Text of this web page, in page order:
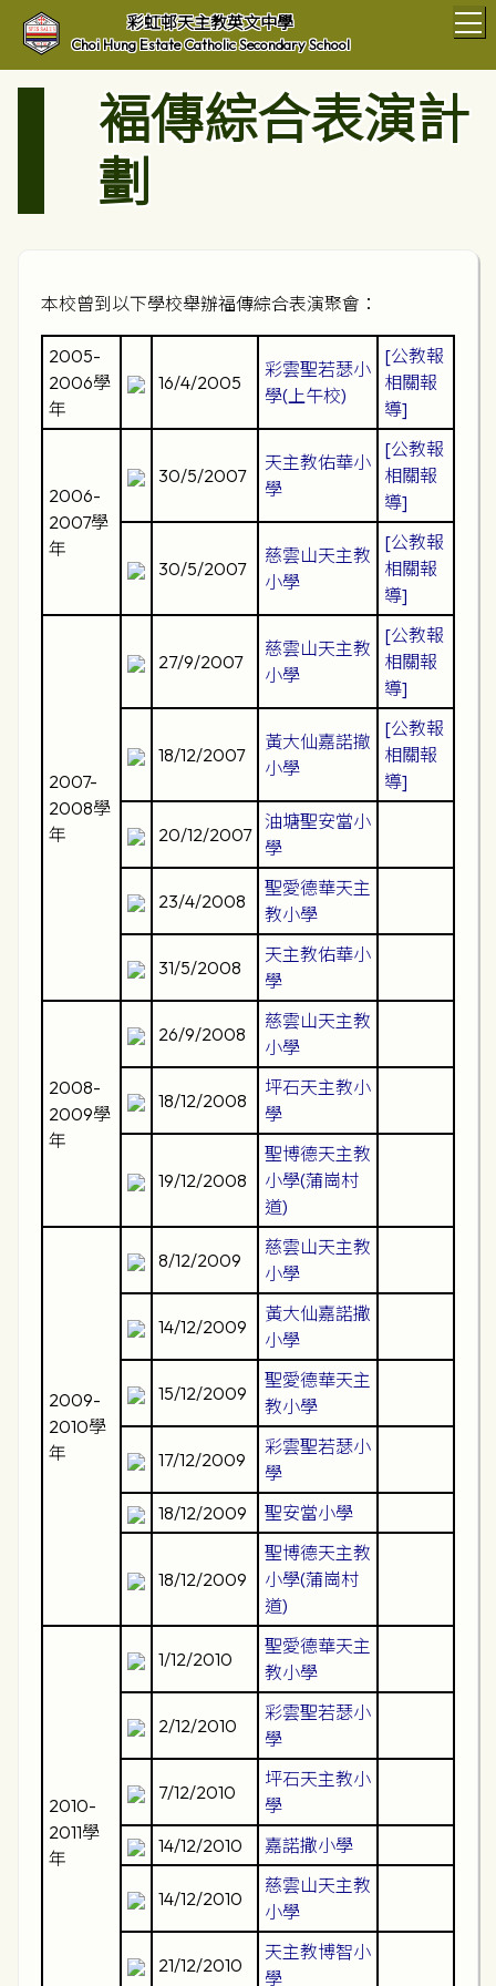
彩虹邨天主教英文中學
Choi Hung Estate Catholic Secondary School
褔傳綜合表演計
劃
本校曾到以下學校舉辦福傳綜合表演聚會：
2005-
2006學
年
16/4/2005
彩雲聖若瑟小
學(上午校)
[公教報
相關報
導]
2006-
2007學
年
30/5/2007
天主教佑華小
學
[公教報
相關報
導]
30/5/2007
慈雲山天主教
小學
[公教報
相關報
導]
2007-
2008學
年
27/9/2007
慈雲山天主教
小學
[公教報
相關報
導]
18/12/2007
黃大仙嘉諾撤
小學
[公教報
相關報
導]
20/12/2007
油塘聖安當小
學
23/4/2008
聖愛德華天主
教小學
31/5/2008
天主教佑華小
學
2008-
2009學
年
26/9/2008
慈雲山天主教
小學
18/12/2008
坪石天主教小
學
19/12/2008
聖博德天主教
小學(蒲崗村
道)
2009-
2010學
年
8/12/2009
慈雲山天主教
小學
14/12/2009
黃大仙嘉諾撒
小學
15/12/2009
聖愛德華天主
教小學
17/12/2009
彩雲聖若瑟小
學
18/12/2009
聖安當小學
18/12/2009
聖博德天主教
小學(蒲崗村
道)
2010-
2011學
年
1/12/2010
聖愛德華天主
教小學
2/12/2010
彩雲聖若瑟小
學
7/12/2010
坪石天主教小
學
14/12/2010
嘉諾撒小學
14/12/2010
慈雲山天主教
小學
21/12/2010
天主教博智小
學